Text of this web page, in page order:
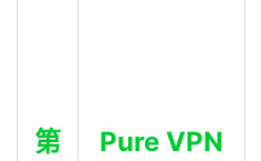
第
Pure VPN